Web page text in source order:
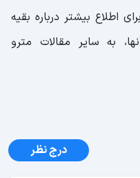
اطلاع بیشتر درباره بقیه
به سایر مقالات مترو
درج نظر